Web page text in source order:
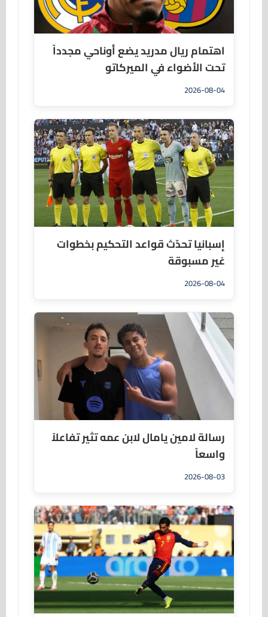
اهتمام ريال مدريد يضع أوناحي مجدداً
تحت الأضواء في الميركاتو
2026-08-04
إسبانيا تحدّث قواعد التحكيم بخطوات
غير مسبوقة
2026-08-04
رسالة لامين يامال لابن عمه تثير تفاعلاً
واسعاً
2026-08-03